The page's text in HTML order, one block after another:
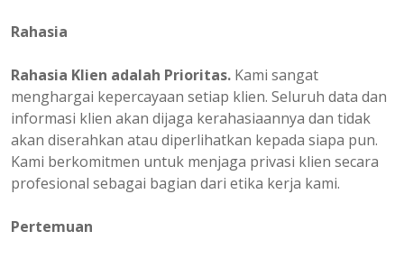
Rahasia
Rahasia Klien adalah Prioritas. Kami sangat
menghargai kepercayaan setiap klien. Seluruh data dan
informasi klien akan dijaga kerahasiaannya dan tidak
akan diserahkan atau diperlihatkan kepada siapa pun.
Kami berkomitmen untuk menjaga privasi klien secara
profesional sebagai bagian dari etika kerja kami.
Pertemuan